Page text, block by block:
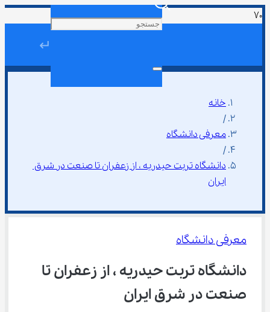
↵
خانه
/
معرفی دانشگاه
/
دانشگاه تربت حیدریه ، از زعفران تا صنعت در شرق
ایران
معرفی دانشگاه
دانشگاه تربت حیدریه ، از زعفران تا
صنعت در شرق ایران